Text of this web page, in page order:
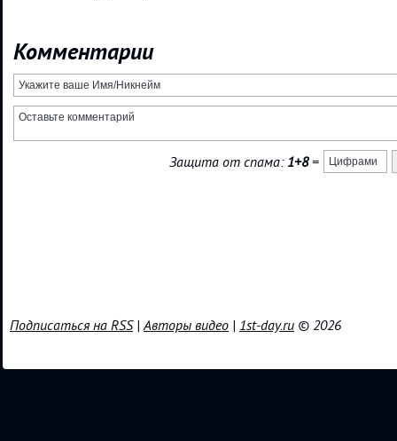
Комментарии
Защита от спама: 1+8=
Подписаться на RSS|Авторы видео | 1st-day.ru © 2026